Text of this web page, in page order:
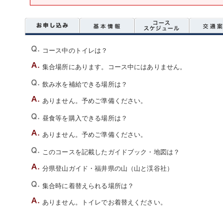
コース中のトイレは？
集合場所にあります。コース中にはありません。
飲み水を補給できる場所は？
ありません。予めご準備ください。
昼食等を購入できる場所は？
ありません。予めご準備ください。
このコースを記載したガイドブック・地図は？
分県登山ガイド・福井県の山（山と渓谷社）
集合時に着替えられる場所は？
ありません。トイレでお着替えください。